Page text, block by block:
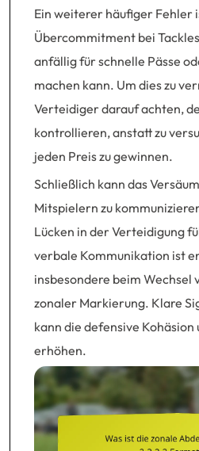
Ein weiterer häufiger Fehler
Übercommitment bei
anfällig für schnelle Pässe
machen kann. Um dies zu
Verteidiger darauf achten,
kontrollieren, anstatt zu
jeden Preis zu gewinnen.
Schließlich kann das
Mitspielern zu
Lücken in der Verteidigung
verbale Kommunikation ist
insbesondere beim Wechsel
zonaler Markierung. Klare
kann die defensive
erhöhen.